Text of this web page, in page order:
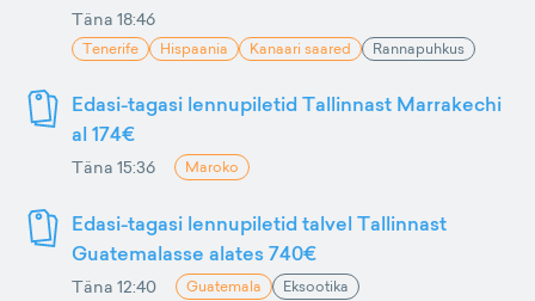
Täna 18:46
Tenerife Hispaania Kanaari saared Rannapuhkus
Edasi-tagasi lennupiletid Tallinnast Marrakechi
al 174€
Täna 15:36 Maroko
Edasi-tagasi lennupiletid talvel Tallinnast
Guatemalasse alates 740€
Täna 12:40 Guatemala Eksootika